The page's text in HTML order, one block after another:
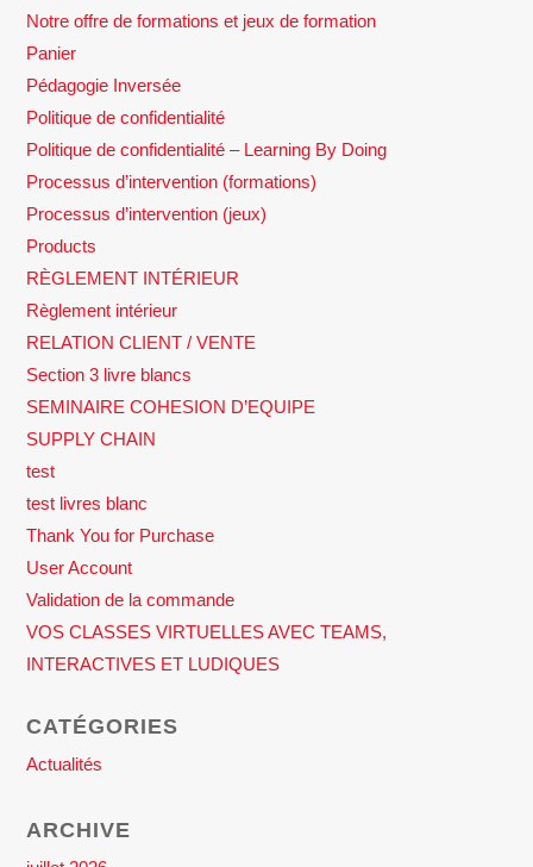
Notre offre de formations et jeux de formation
Panier
Pédagogie Inversée
Politique de confidentialité
Politique de confidentialité – Learning By Doing
Processus d’intervention (formations)
Processus d’intervention (jeux)
Products
RÈGLEMENT INTÉRIEUR
Règlement intérieur
RELATION CLIENT / VENTE
Section 3 livre blancs
SEMINAIRE COHESION D’EQUIPE
SUPPLY CHAIN
test
test livres blanc
Thank You for Purchase
User Account
Validation de la commande
VOS CLASSES VIRTUELLES AVEC TEAMS,
INTERACTIVES ET LUDIQUES
CATÉGORIES
Actualités
ARCHIVE